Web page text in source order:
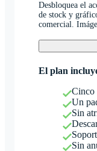
Desbloquea el
de stock y
comercial.
El plan
Cinco
Un
Sin
Sin